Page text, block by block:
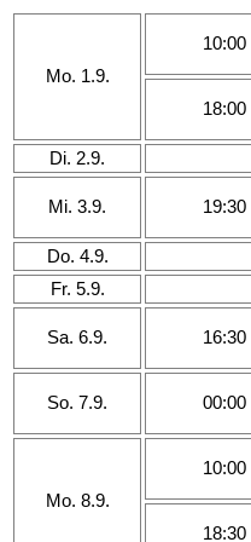
Mo. 1.9.
10:00
18:00
Di. 2.9.
Mi. 3.9. 19:30
Do. 4.9.
Fr. 5.9.
Sa. 6.9. 16:30
So. 7.9. 00:00
Mo. 8.9.
10:00
18:30